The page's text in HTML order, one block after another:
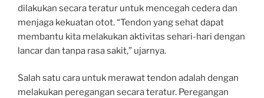
dilakukan secara teratur untuk mencegah cedera dan
menjaga kekuatan otot. “Tendon yang sehat dapat
membantu kita melakukan aktivitas sehari-hari dengan
lancar dan tanpa rasa sakit,” ujarnya.
Salah satu cara untuk merawat tendon adalah dengan
melakukan peregangan secara teratur. Peregangan